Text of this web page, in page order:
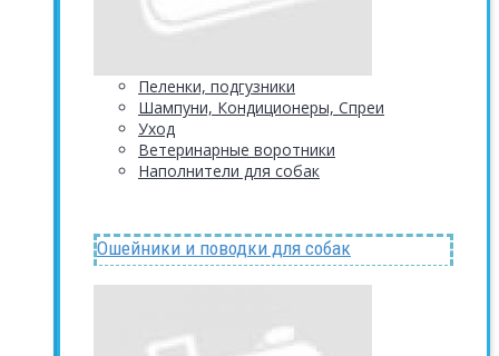
Пеленки, подгузники
Шампуни, Кондиционеры, Спреи
Уход
Ветеринарные воротники
Наполнители для собак
Ошейники и поводки для собак